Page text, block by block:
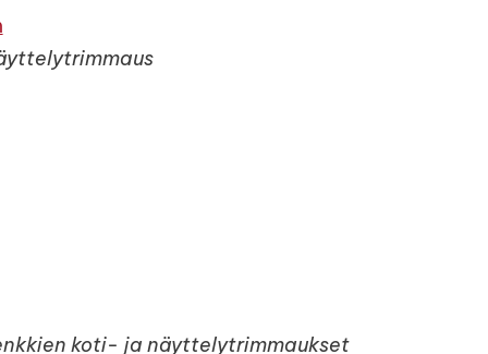
koti- ja näyttelytrimmaukset